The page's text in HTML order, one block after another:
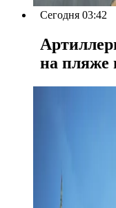
Сегодня 03:42
на пляже